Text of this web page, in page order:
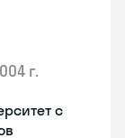
г.
с